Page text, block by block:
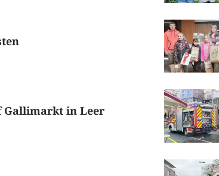
Gallimarkt in Leer